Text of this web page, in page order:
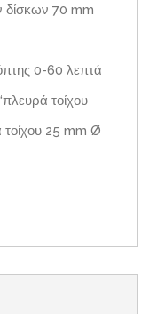
δίσκων 70 mm
0-60 λεπτά
τοίχου
25 mm Ø